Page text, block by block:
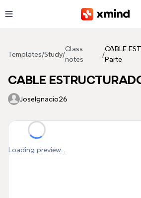
Templates/Study/
Class
notes
/
CABLE
Parte
CABLE
JoseIgnacio26
Loading preview...